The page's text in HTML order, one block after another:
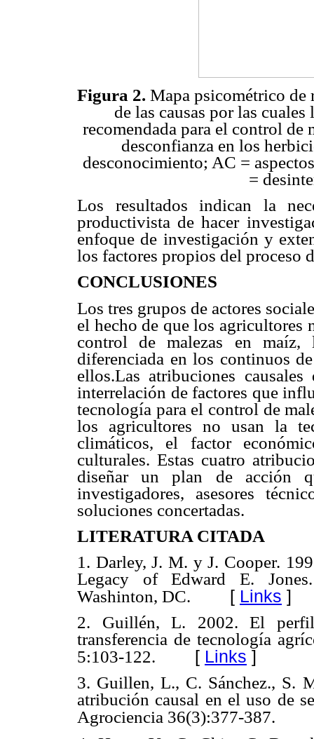
Figura 2. Mapa psicométrico de
de las causas por las
recomendada para el control
desconfianza en los
desconocimiento; AC =
=
Los resultados indican la
productivista de hacer
enfoque de investigación y
los factores propios del proceso
CONCLUSIONES
Los tres grupos de actores
el hecho de que los agricultores
control de malezas en
diferenciada en los continuos
ellos.Las atribuciones
interrelación de factores que
tecnología para el control de
los agricultores no usan la
climáticos, el factor
culturales. Estas cuatro
diseñar un plan de acción
investigadores, asesores
soluciones concertadas.
LITERATURA CITADA
1. Darley, J. M. y J. Cooper.
Legacy of Edward E.
Washinton, DC. [ Links ]
2. Guillén, L. 2002. El perfil
transferencia de tecnología
5:103-122. [ Links ]
3. Guillen, L., C. Sánchez., S.
atribución causal en el uso de
Agrociencia 36(3):377-387.